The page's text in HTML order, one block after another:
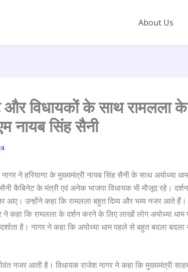
About Us
और विधायकों के साथ रामलला के
नायब सिंह सैनी
ने हरियाणा के मुख्यमंत्री नायब सिंह सैनी के साथ अयोध्या
कैबिनेट के मंत्री एवं अनेक भाजपा विधायक भी मौजूद रहे।
आए। उन्होंने कहा कि रामलला बहुत दिव्य और भव्य नजर आते
कहा कि रामलला के दर्शन करने के लिए लाखों लोग अयोध्या धाम
दर्शाता है। नागर ने कहा कि अयोध्या धाम पहले से बहुत बदला
नजर आती है। विधायक राजेश नागर ने कहा कि मुख्यमंत्री